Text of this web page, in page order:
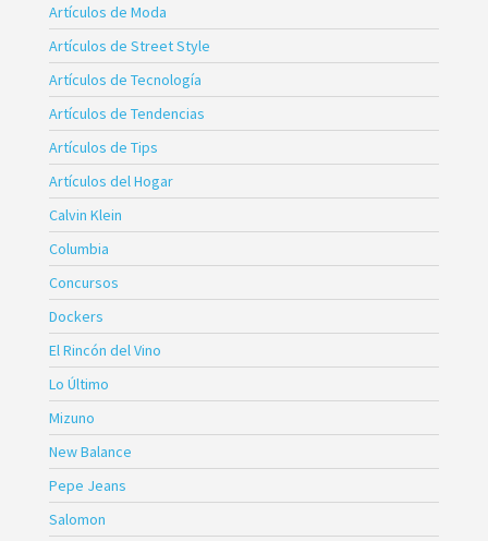
Artículos de Moda
Artículos de Street Style
Artículos de Tecnología
Artículos de Tendencias
Artículos de Tips
Artículos del Hogar
Calvin Klein
Columbia
Concursos
Dockers
El Rincón del Vino
Lo Último
Mizuno
New Balance
Pepe Jeans
Salomon